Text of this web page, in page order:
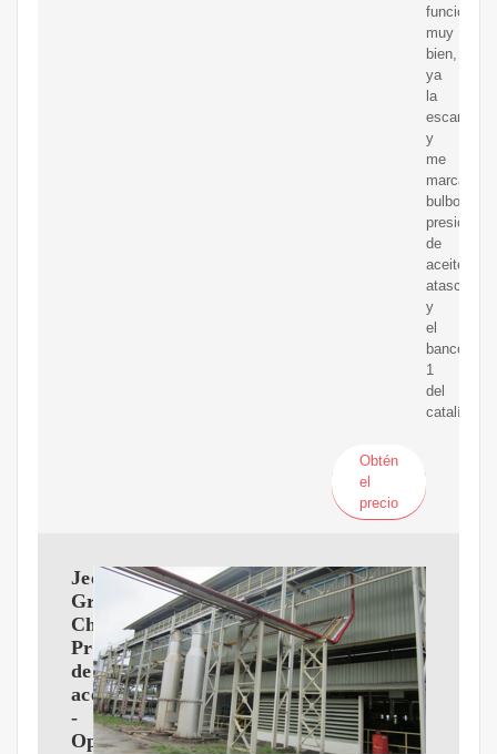
funciona
muy
bien,
ya
la
escanee
y
me
marca
bulbo
presión
de
aceite
atascado
y
el
banco
1
del
catalítico.
Obtén
el
precio
Jeep
Grand
Cherokee
Presión
de
aceite
-
Opinautos